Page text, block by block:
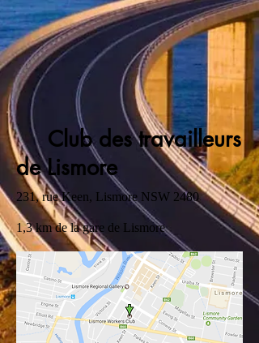
Club des travailleurs
de Lismore
231, rue Keen, Lismore NSW 2480
1,3 km de la gare de Lismore